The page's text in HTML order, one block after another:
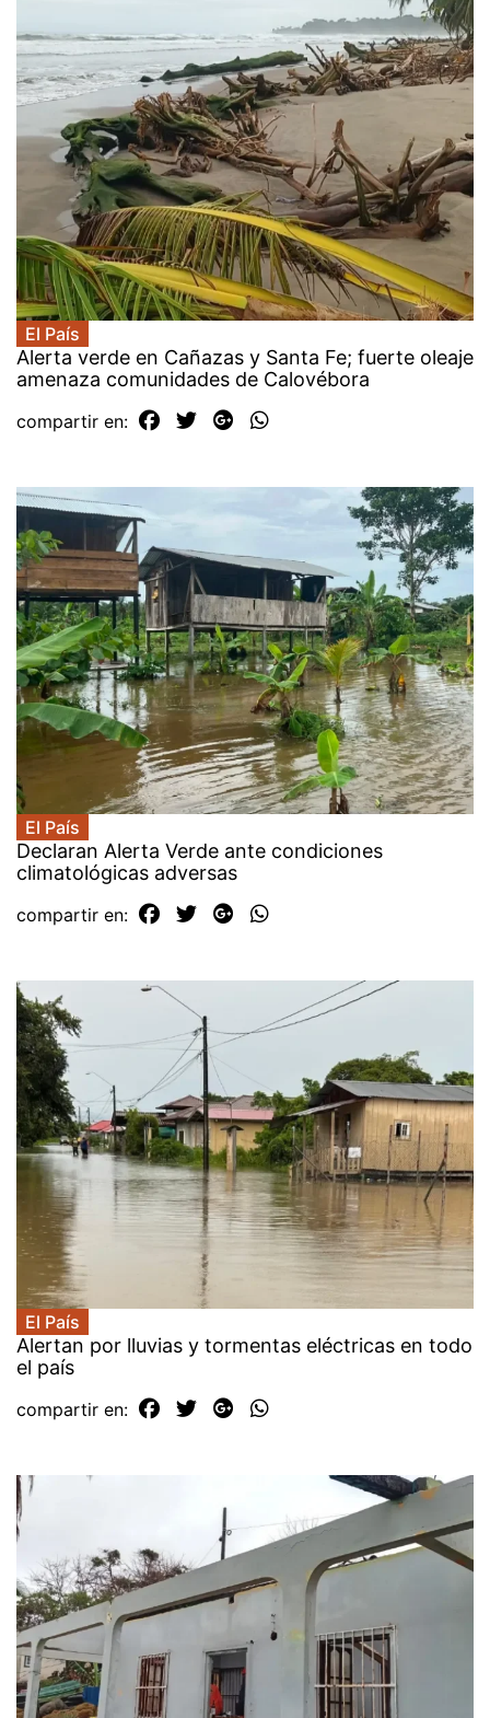
El País
Alerta verde en Cañazas y Santa Fe; fuerte oleaje
amenaza comunidades de Calovébora
compartir en:
El País
Declaran Alerta Verde ante condiciones
climatológicas adversas
compartir en:
El País
Alertan por lluvias y tormentas eléctricas en todo
el país
compartir en: